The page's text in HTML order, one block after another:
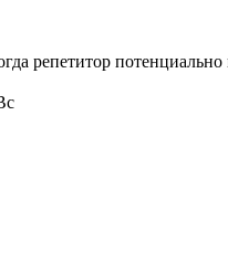
репетитор